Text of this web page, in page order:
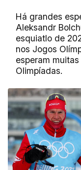
Há grandes
Aleksandr
esquiatlo de
nos Jogos
esperam
Olimpíadas.